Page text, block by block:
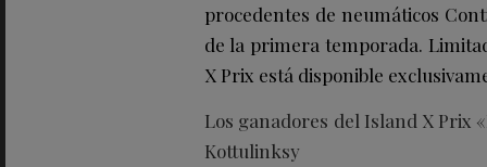
procedentes de neumáticos
de la primera temporada.
X Prix está disponible
Los ganadores del Island X Prix
Kottulinksy